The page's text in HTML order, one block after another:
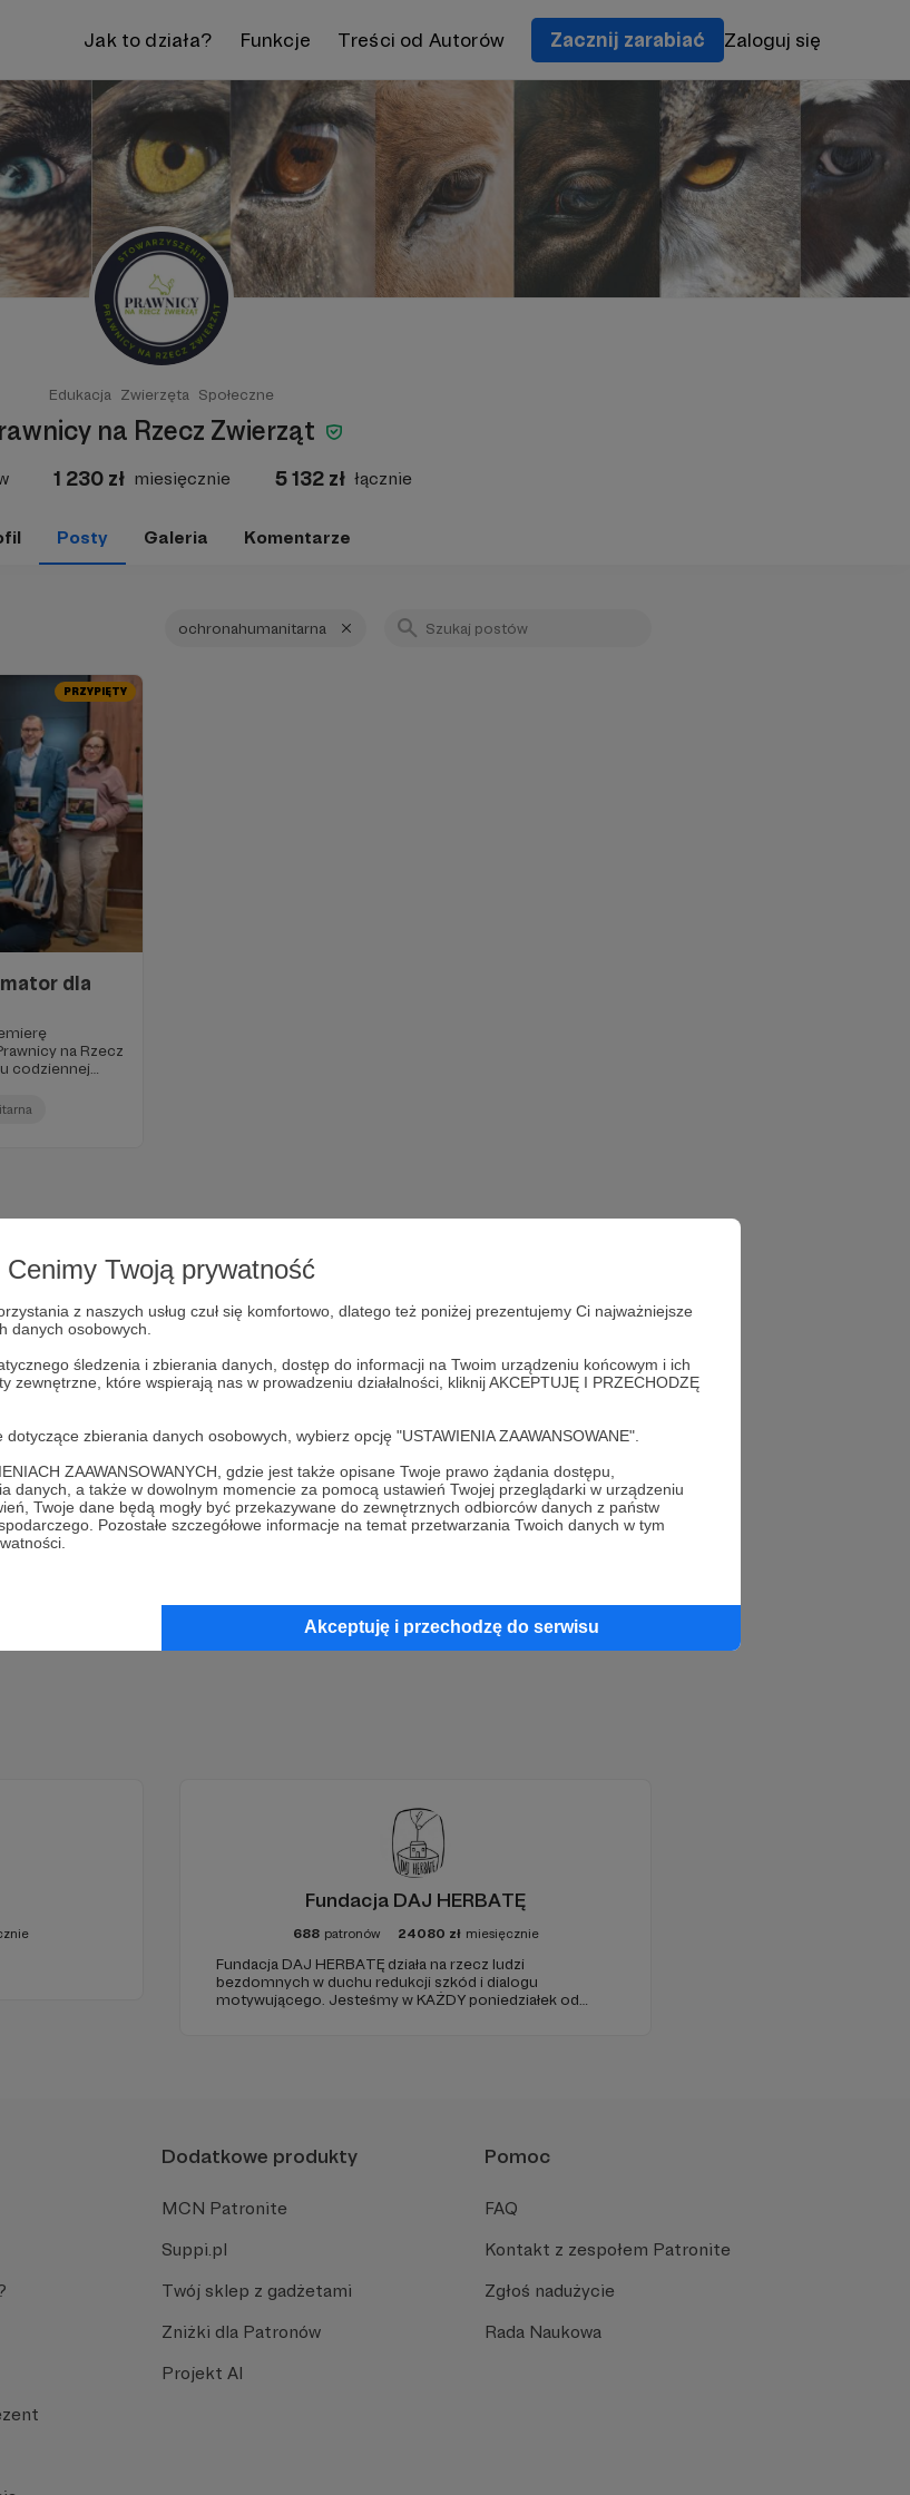
Cenimy Twoją prywatność
z naszych usług czuł się komfortowo, dlatego też poniżej prezentujemy Ci najważniejsze
danych osobowych.
śledzenia i zbierania danych, dostęp do informacji na Twoim urządzeniu końcowym i ich
które wspierają nas w prowadzeniu działalności, kliknij AKCEPTUJĘ I PRZECHODZĘ
zbierania danych osobowych, wybierz opcję "USTAWIENIA ZAAWANSOWANE".
ZAAWANSOWANYCH, gdzie jest także opisane Twoje prawo żądania dostępu,
danych, a także w dowolnym momencie za pomocą ustawień Twojej przeglądarki w urządzeniu
Twoje dane będą mogły być przekazywane do zewnętrznych odbiorców danych z państw
Pozostałe szczegółowe informacje na temat przetwarzania Twoich danych w tym
Akceptuję i przechodzę do serwisu
Jak to działa? Funkcje Treści od Autorów Zacznij zarabiać Zaloguj się
Edukacja Zwierzęta Społeczne
na Rzecz Zwierząt
1 230 zł miesięcznie 5 132 zł łącznie
Posty Galeria Komentarze
ochronahumanitarna
PRZYPIĘTY
dla
na Rzecz
codziennej
do grona Patronów!
AutoraPrawnicy na Rzecz Zwierzątjuż teraz!
Fundacja DAJ HERBATĘ
688 patronów 24080 zł miesięcznie
Fundacja DAJ HERBATĘ działa na rzecz ludzi
bezdomnych w duchu redukcji szkód i dialogu
motywującego. Jesteśmy w KAŻDY poniedziałek od
Dodatkowe produkty
MCN Patronite
Suppi.pl
Twój sklep z gadżetami
Zniżki dla Patronów
Projekt AI
Pomoc
FAQ
Kontakt z zespołem Patronite
Zgłoś nadużycie
Rada Naukowa